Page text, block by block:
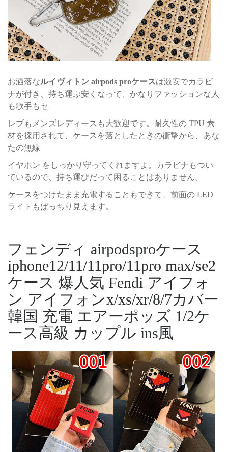
お洒落なルイヴィトン airpods proケースは激安でカラビ
ナが付き、持ち運ぶ安くなって、かなりファッションな人
も歌手もセ
レブもメンズレディースも大歓迎です。耐久性の TPU 素
材を採用されて、ケースを落としたときの衝撃から、あな
たの無線
イヤホン をしっかり守ってくれますよ。カラビナもつい
ているので、持ち運びだって困ることはありません。
ケースをつけたまま充電することもできて、前面の LED
ライトもばっちり見えます。
フェンディ airpodsproケース
iphone12/11/11pro/11pro max/se2
ケース 爆人気 Fendi アイフォ
ン アイフォンx/xs/xr/8/7カバー
韓国 充電 エアーポッズ 1/2ケ
ース高級 カップル ins風